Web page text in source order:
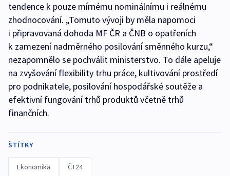
tendence k pouze mírnému nominálnímu i reálnému
zhodnocování. „Tomuto vývoji by měla napomoci
i připravovaná dohoda MF ČR a ČNB o opatřeních
k zamezení nadměrného posilování směnného kurzu,“
nezapomnělo se pochválit ministerstvo. To dále apeluje
na zvyšování flexibility trhu práce, kultivování prostředí
pro podnikatele, posilování hospodářské soutěže a
efektivní fungování trhů produktů včetně trhů
finančních.
ŠTÍTKY
Ekonomika ČT24